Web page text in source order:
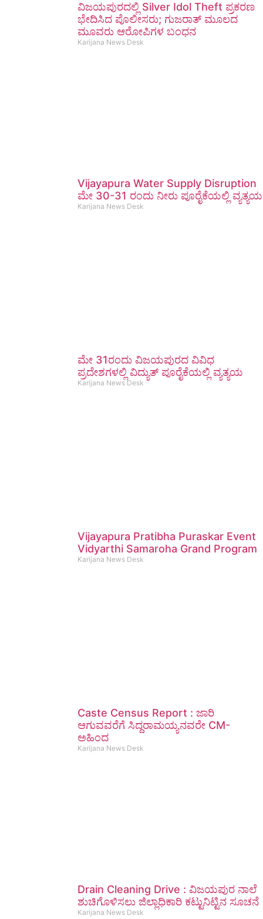
ವಿಜಯಪುರದಲ್ಲಿ Silver Idol Theft ಪ್ರಕರಣ
ಭೇದಿಸಿದ ಪೊಲೀಸರು; ಗುಜರಾತ್ ಮೂಲದ
ಮೂವರು ಆರೋಪಿಗಳ ಬಂಧನ
Karijana News Desk
Vijayapura Water Supply Disruption
ಮೇ 30-31 ರಂದು ನೀರು ಪೂರೈಕೆಯಲ್ಲಿ ವ್ಯತ್ಯಯ
Karijana News Desk
ಮೇ 31ರಂದು ವಿಜಯಪುರದ ವಿವಿಧ
ಪ್ರದೇಶಗಳಲ್ಲಿ ವಿದ್ಯುತ್ ಪೂರೈಕೆಯಲ್ಲಿ ವ್ಯತ್ಯಯ
Karijana News Desk
Vijayapura Pratibha Puraskar Event
Vidyarthi Samaroha Grand Program
Karijana News Desk
Caste Census Report : ಜಾರಿ
ಆಗುವವರೆಗೆ ಸಿದ್ದರಾಮಯ್ಯನವರೇ CM-
ಅಹಿಂದ
Karijana News Desk
Drain Cleaning Drive : ವಿಜಯಪುರ ನಾಲೆ
ಶುಚಿಗೊಳಿಸಲು ಜಿಲ್ಲಾಧಿಕಾರಿ ಕಟ್ಟುನಿಟ್ಟಿನ ಸೂಚನೆ
Karijana News Desk